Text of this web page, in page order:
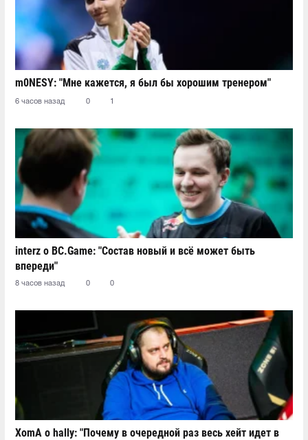
m0NESY: "Мне кажется, я был бы хорошим тренером"
6 часов назад 0 1
interz о BC.Game: "Состав новый и всё может быть
впереди"
8 часов назад 0 0
XomA о hally: "Почему в очередной раз весь хейт идет в